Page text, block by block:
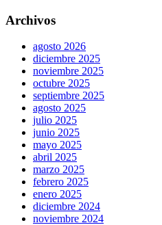
Archivos
agosto 2026
diciembre 2025
noviembre 2025
octubre 2025
septiembre 2025
agosto 2025
julio 2025
junio 2025
mayo 2025
abril 2025
marzo 2025
febrero 2025
enero 2025
diciembre 2024
noviembre 2024